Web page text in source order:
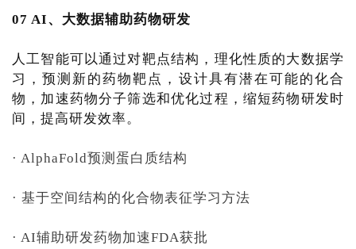
07 AI、大数据辅助药物研发
人工智能可以通过对靶点结构，理化性质的大数据学
习，预测新的药物靶点，设计具有潜在可能的化合
物，加速药物分子筛选和优化过程，缩短药物研发时
间，提高研发效率。
· AlphaFold预测蛋白质结构
· 基于空间结构的化合物表征学习方法
· AI辅助研发药物加速FDA获批